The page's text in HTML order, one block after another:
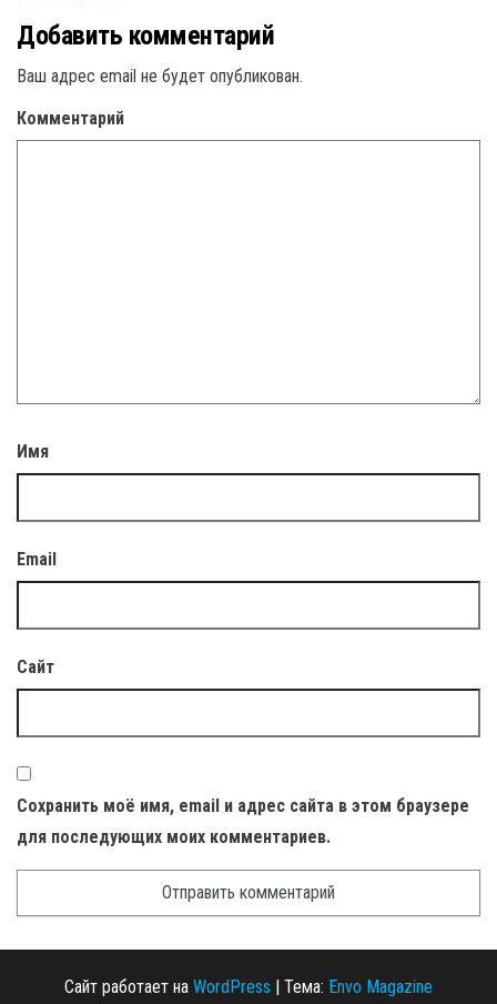
Добавить комментарий
Ваш адрес email не будет опубликован.
Комментарий
Имя
Email
Сайт
Сохранить моё имя, email и адрес сайта в этом браузере
для последующих моих комментариев.
Сайт работает на WordPress | Тема: Envo Magazine